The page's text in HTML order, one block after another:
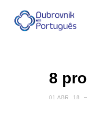
8
01 ABR. 18